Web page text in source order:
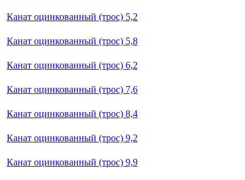
Канат оцинкованный (трос) 5,2
Канат оцинкованный (трос) 5,8
Канат оцинкованный (трос) 6,2
Канат оцинкованный (трос) 7,6
Канат оцинкованный (трос) 8,4
Канат оцинкованный (трос) 9,2
Канат оцинкованный (трос) 9,9